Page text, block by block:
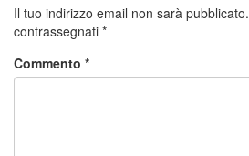
Il tuo indirizzo email non sarà pubblicato.
contrassegnati *
Commento *